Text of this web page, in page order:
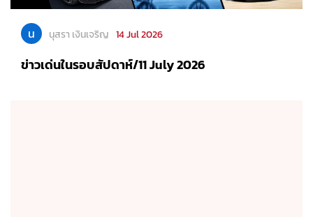
น นุสรา เงินเจริญ 14 Jul 2026
ข่าวเด่นในรอบสัปดาห์/11 July 2026